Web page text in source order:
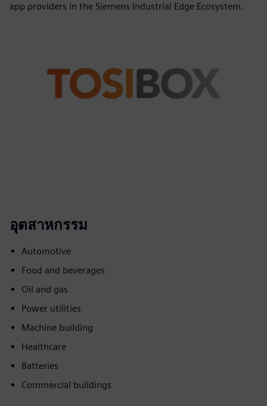
app providers in the Siemens Industrial Edge Ecosystem.
อุตสาหกรรม
Automotive
Food and beverages
Oil and gas
Power utilities
Machine building
Healthcare
Batteries
Commercial buildings